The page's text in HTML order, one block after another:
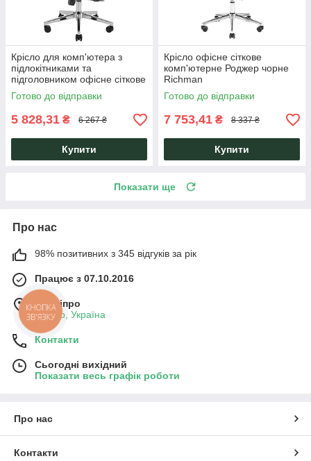
Крісло для комп'ютера з
підлокітниками та
підголовником офісне сіткове
Монеро Monero чорне
Richman
Готово до відправки
5 828,31 ₴ 6 267 ₴
Купити
Крісло офісне сіткове
комп'ютерне Роджер чорне
Richman
Готово до відправки
7 753,41 ₴ 8 337 ₴
Купити
Показати ще
Про нас
98% позитивних з 345 відгуків за рік
Працює з 07.10.2016
м. Дніпро
Дніпро, Україна
Контакти
Сьогодні вихідний
Показати весь графік роботи
Про нас
Контакти
КНОПКА
ЗВ'ЯЗКУ